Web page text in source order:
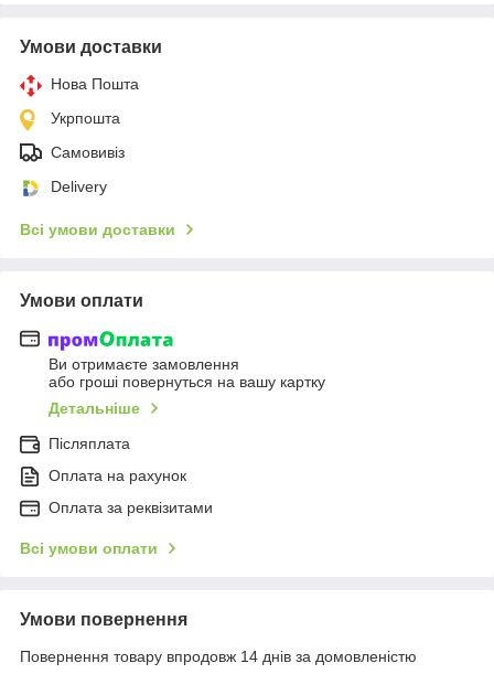
Умови доставки
Нова Пошта
Укрпошта
Самовивіз
Delivery
Всі умови доставки
Умови оплати
Ви отримаєте замовлення
або гроші повернуться на вашу картку
Детальніше
Післяплата
Оплата на рахунок
Оплата за реквізитами
Всі умови оплати
Умови повернення
Повернення товару впродовж 14 днів за домовленістю